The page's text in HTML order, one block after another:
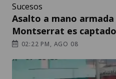
Sucesos
Asalto a mano armada
Montserrat es
02:22 PM, AGO 08